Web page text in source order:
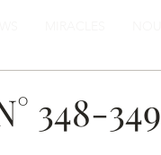
348-349